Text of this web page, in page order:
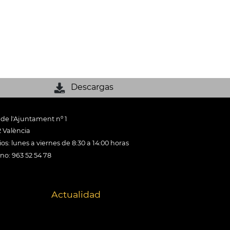
Descargas
l'Ajuntament nº 1
València
lunes a viernes de 8:30 a 14:00 horas
963 52 54 78
Actualidad